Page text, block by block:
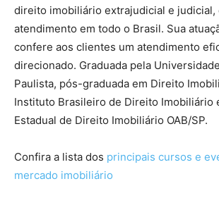
direito imobiliário extrajudicial e judicial,
atendimento em todo o Brasil. Sua
confere aos clientes um atendimento
direcionado. Graduada pela
Paulista, pós-graduada em Direito
Instituto Brasileiro de Direito Imobiliário
Estadual de Direito Imobiliário OAB/SP.
Confira a lista dos principais cursos e
mercado imobiliário